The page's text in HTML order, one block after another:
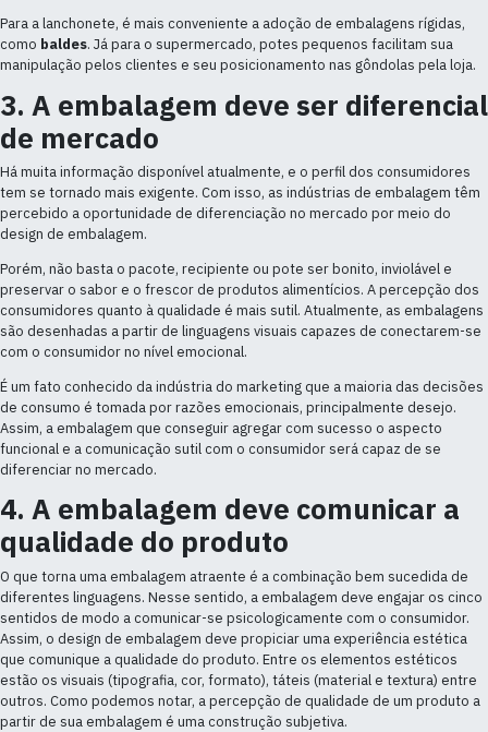
Para a lanchonete, é mais conveniente a adoção de embalagens rígidas,
como baldes. Já para o supermercado, potes pequenos facilitam sua
manipulação pelos clientes e seu posicionamento nas gôndolas pela loja.
3. A embalagem deve ser diferencial
de mercado
Há muita informação disponível atualmente, e o perfil dos consumidores
tem se tornado mais exigente. Com isso, as indústrias de embalagem têm
percebido a oportunidade de diferenciação no mercado por meio do
design de embalagem.
Porém, não basta o pacote, recipiente ou pote ser bonito, inviolável e
preservar o sabor e o frescor de produtos alimentícios. A percepção dos
consumidores quanto à qualidade é mais sutil. Atualmente, as embalagens
são desenhadas a partir de linguagens visuais capazes de conectarem-se
com o consumidor no nível emocional.
É um fato conhecido da indústria do marketing que a maioria das decisões
de consumo é tomada por razões emocionais, principalmente desejo.
Assim, a embalagem que conseguir agregar com sucesso o aspecto
funcional e a comunicação sutil com o consumidor será capaz de se
diferenciar no mercado.
4. A embalagem deve comunicar a
qualidade do produto
O que torna uma embalagem atraente é a combinação bem sucedida de
diferentes linguagens. Nesse sentido, a embalagem deve engajar os cinco
sentidos de modo a comunicar-se psicologicamente com o consumidor.
Assim, o design de embalagem deve propiciar uma experiência estética
que comunique a qualidade do produto. Entre os elementos estéticos
estão os visuais (tipografia, cor, formato), táteis (material e textura) entre
outros. Como podemos notar, a percepção de qualidade de um produto a
partir de sua embalagem é uma construção subjetiva.